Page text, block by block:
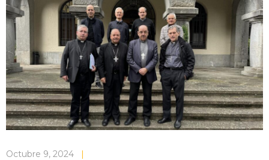
Octubre 9, 2024
|